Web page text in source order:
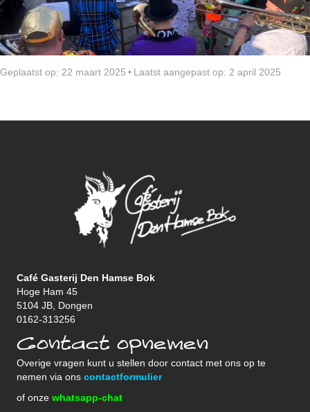
Geplaatst op: 22 maart 2025 • Laatst aangepast op: 2 april 2025
Café Gasterij Den Hamse Bok
Hoge Ham 45
5104 JB, Dongen
0162-313256
Contact opnemen
Overige vragen kunt u stellen door contact met ons op te
nemen via ons contactformulier
of onze whatsapp-chat